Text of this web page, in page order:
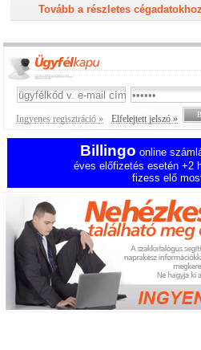
Tovább a részletes
Ingyenes regisztráció » Elfelejtett jelszó »
Billingo online
éves előfizetés esetén +2
fizess elő